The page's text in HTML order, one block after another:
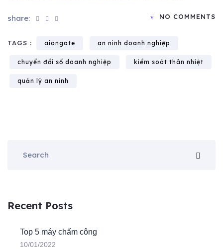
share: NO COMMENTS
TAGS : aiongate an ninh doanh nghiệp
chuyển đổi số doanh nghiệp kiểm soát thân nhiệt
quản lý an ninh
Recent Posts
Top 5 máy chấm công
10/01/2022